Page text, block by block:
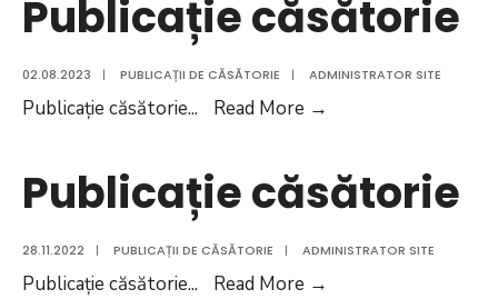
Publicație căsătorie
02.08.2023 | PUBLICAȚII DE CĂSĂTORIE | ADMINISTRATOR SITE
Publicație căsătorie... Read More →
Publicație căsătorie
28.11.2022 | PUBLICAȚII DE CĂSĂTORIE | ADMINISTRATOR SITE
Publicație căsătorie... Read More →